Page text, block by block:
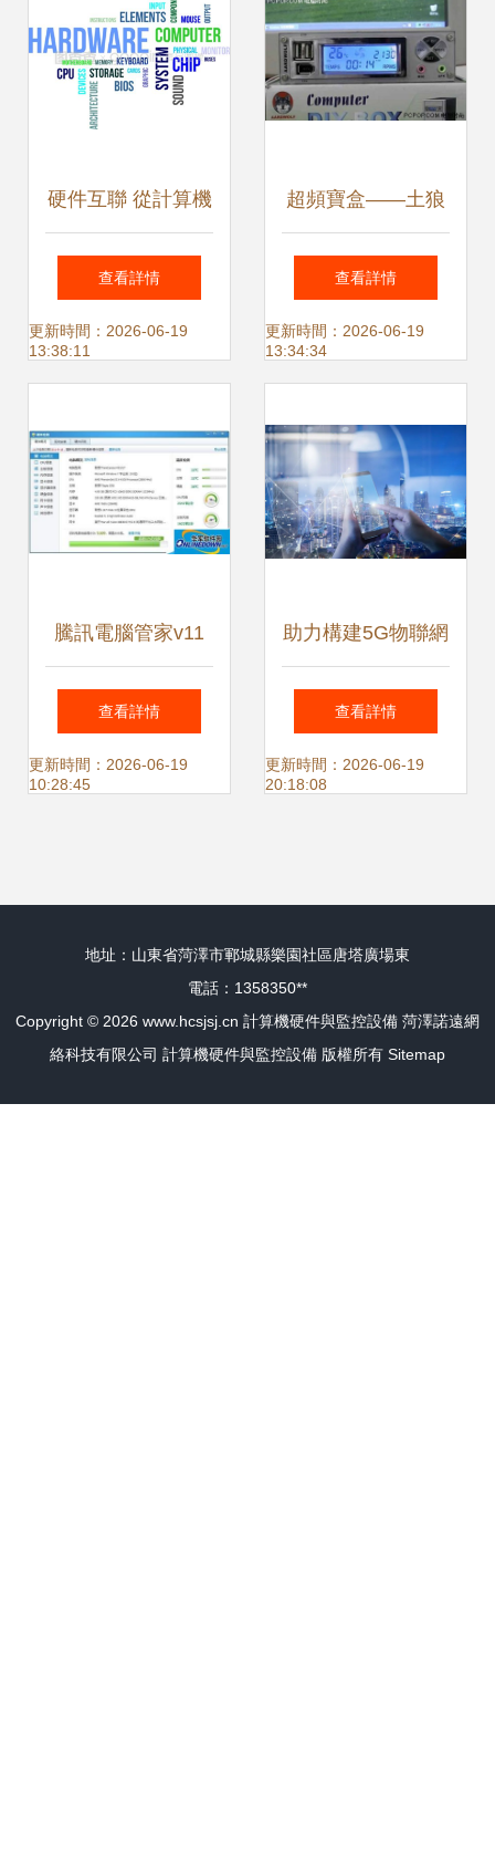
新選擇
硬件互聯 從計算機
核心到監控設備的
現代實踐
查看詳情
更新時間：2026-06-19
13:38:11
超頻寶盒——土狼
精品，超頻玩家的
硬件監控利器
查看詳情
更新時間：2026-06-19
13:34:34
騰訊電腦管家v11
硬件檢測與監控功
能使用指南
查看詳情
更新時間：2026-06-19
10:28:45
助力構建5G物聯網
新生態 華北工控智
慧燈桿專用計算機
查看詳情
更新時間：2026-06-19
20:18:08
地址：山東省菏澤市鄆城縣樂園社區唐塔廣場東
電話：1358350**
Copyright © 2026 www.hcsjsj.cn 計算機硬件與監控設備 菏澤諾遠網
絡科技有限公司 計算機硬件與監控設備 版權所有 Sitemap